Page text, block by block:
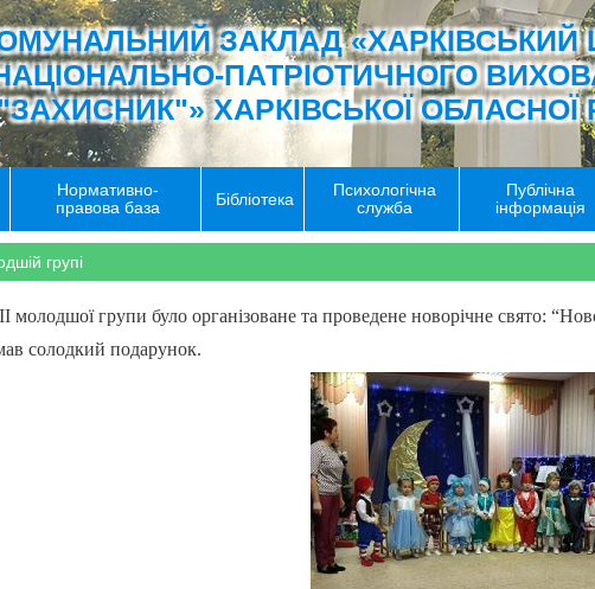
ЗАКЛАД «ХАРКІВСЬКИЙ
ПАТРІОТИЧНОГО
ХАРКІВСЬКОЇ ОБЛАСНОЇ
Нормативно-
правова база
Бібліотека
Психологічна
служба
Публічна
інформація
групі
молодшої групи було організоване та проведене новорічне свято:
солодкий подарунок.